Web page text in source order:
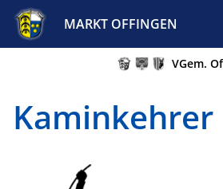
MARKT OFFINGEN
VGem.
Kaminkehrer